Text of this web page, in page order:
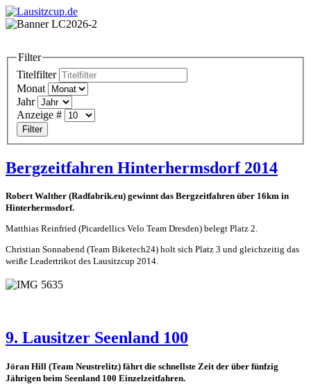
Filter
Titelfilter
Monat
Jahr
Anzeige #
Filter
Bergzeitfahren Hinterhermsdorf 2014
Robert Walther (Radfabrik.eu) gewinnt das Bergzeitfahren über 16km in
Hinterhermsdorf.
Matthias Reinfried (Picardellics Velo Team Dresden) belegt Platz 2.
Christian Sonnabend (Team Biketech24) holt sich Platz 3 und gleichzeitig das
weiße Leadertrikot des Lausitzcup 2014.
9. Lausitzer Seenland 100
Jöran Hill (Team Neustrelitz) fährt die schnellste Zeit der über fünfzig
Jährigen beim Seenland 100 Einzelzeitfahren.